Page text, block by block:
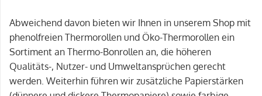
Abweichend davon bieten wir Ihnen in unserem Shop mit
phenolfreien Thermorollen und Öko-Thermorollen ein
Sortiment an Thermo-Bonrollen an, die höheren
Qualitäts-, Nutzer- und Umweltansprüchen gerecht
werden. Weiterhin führen wir zusätzliche Papierstärken